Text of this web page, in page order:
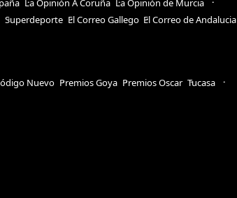
La Opinión A Coruña La Opinión de Murcia
Superdeporte El Correo Gallego El Correo de Andalucia
Nuevo Premios Goya Premios Oscar Tucasa